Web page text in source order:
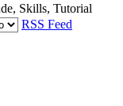
Skills, Tutorial
RSS Feed